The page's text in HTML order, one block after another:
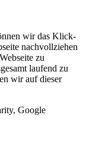
wir das Klick-
nachvollziehen
zu
laufend zu
wir auf dieser
Google